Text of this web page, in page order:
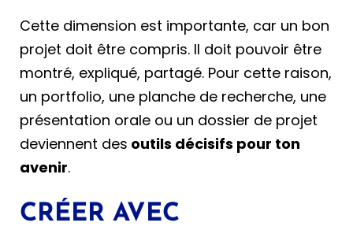
Cette dimension est importante, car un bon
projet doit être compris. Il doit pouvoir être
montré, expliqué, partagé. Pour cette raison,
un portfolio, une planche de recherche, une
présentation orale ou un dossier de projet
deviennent des outils décisifs pour ton
avenir.
CRÉER AVEC